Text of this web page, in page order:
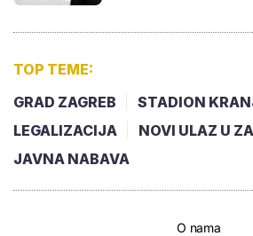
TOP TEME:
GRAD ZAGREB
STADION
LEGALIZACIJA
NOVI ULAZ U
JAVNA NABAVA
O nama